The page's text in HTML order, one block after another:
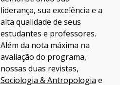
liderança, sua excelência e a
alta qualidade de seus
estudantes e professores.
Além da nota máxima na
avaliação do programa,
nossas duas revistas,
Sociologia & Antropologia e